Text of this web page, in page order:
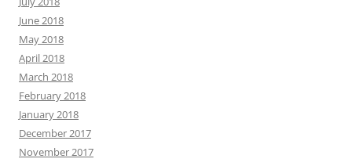
June 2018
May 2018
April 2018
March 2018
February 2018
January 2018
December 2017
November 2017